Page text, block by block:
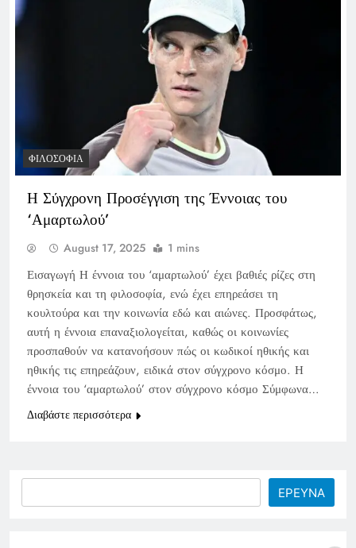
ΦΙΛΟΣΟΦΊΑ
Η Σύγχρονη Προσέγγιση της Έννοιας του
‘Αμαρτωλού’
August 17, 2025 1 mins
Εισαγωγή Η έννοια του ‘αμαρτωλού’ έχει βαθιές ρίζες στη
θρησκεία και τη φιλοσοφία, ενώ έχει επηρεάσει τη
κουλτούρα και την κοινωνία εδώ και αιώνες. Προσφάτως,
αυτή η έννοια επαναξιολογείται, καθώς οι κοινωνίες
προσπαθούν να κατανοήσουν πώς οι κωδικοί ηθικής και
ηθικής τις επηρεάζουν, ειδικά στον σύγχρονο κόσμο. Η
έννοια του ‘αμαρτωλού’ στον σύγχρονο κόσμο Σύμφωνα…
Διαβάστε περισσότερα
ΕΡΕΥΝΑ